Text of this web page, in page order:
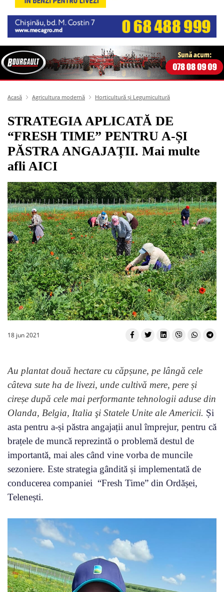
Acasă Agricultura modernă Horticultură și Legumicultură
STRATEGIA APLICATĂ DE
“FRESH TIME” PENTRU A-ȘI
PĂSTRA ANGAJAȚII. Mai multe
afli AICI
18 jun 2021
Au plantat două hectare cu căpșune, pe lângă cele
câteva sute ha de livezi, unde cultivă mere, pere și
cireșe după cele mai performante tehnologii aduse din
Olanda, Belgia, Italia şi Statele Unite ale Americii. Și
asta pentru a-și păstra angajații anul împrejur, pentru că
brațele de muncă reprezintă o problemă destul de
importantă, mai ales când vine vorba de muncile
sezoniere. Este strategia gândită și implementată de
conducerea companiei “Fresh Time” din Ordășei,
Telenești.